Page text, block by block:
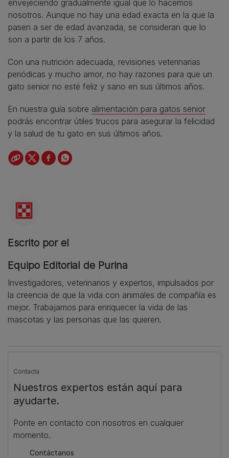
envejeciendo gradualmente igual que lo hacemos
nosotros. Aunque no hay una edad exacta en la que la
pasen a ser de edad avanzada, se consideran que lo
son a partir de los 7 años.
Con una nutrición adecuada, revisiones veterinarias
periódicas y mucho amor, no hay razones para que un
gato senior no esté feliz y sano en sus últimos años.
En nuestra guía sobre alimentación para gatos senior
podrás encontrar útiles trucos para asegurar la felicidad
y la salud de tu gato en sus últimos años.
Escrito por el
Equipo Editorial de Purina
Investigadores, veterinarios y expertos, impulsados por
la creencia de que la vida con animales de compañía es
mejor. Trabajamos para enriquecer la vida de las
mascotas y las personas que las quieren.
Contacta
Nuestros expertos están aquí para
ayudarte.
Ponte en contacto con nosotros en cualquier
momento.
Contáctanos